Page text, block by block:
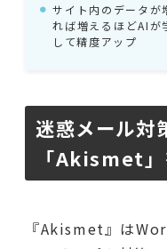
サイト内のデータが
れば増えるほどAIが
して精度アップ
迷惑メール対
「Akismet」
『Akismet』は